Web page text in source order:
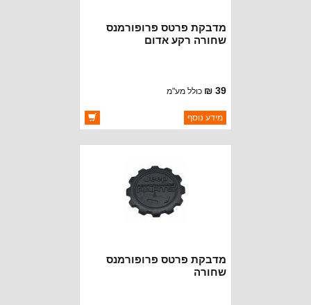
מדבקת פרטס פרופורמנס
שחורה רקע אדום
39 ₪ כולל מע"מ
ברקוד: BJ3458-BR
יצרן:OAKMAN OFFROAD
מידע נוסף
מדבקת פרטס פרופורמנס
שחורה